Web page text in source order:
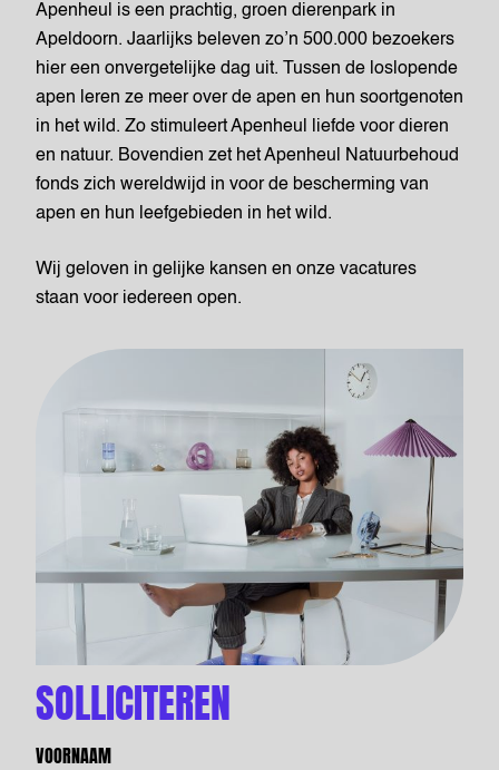
Apenheul is een prachtig, groen dierenpark in
Apeldoorn. Jaarlijks beleven zo’n 500.000 bezoekers
hier een onvergetelijke dag uit. Tussen de loslopende
apen leren ze meer over de apen en hun soortgenoten
in het wild. Zo stimuleert Apenheul liefde voor dieren
en natuur. Bovendien zet het Apenheul Natuurbehoud
fonds zich wereldwijd in voor de bescherming van
apen en hun leefgebieden in het wild.
Wij geloven in gelijke kansen en onze vacatures
staan voor iedereen open.
SOLLICITEREN
VOORNAAM